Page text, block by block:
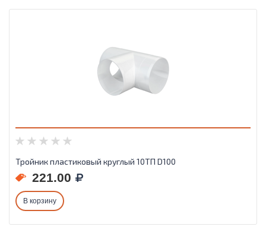
Тройник пластиковый круглый 10ТП D100
221.00
В корзину